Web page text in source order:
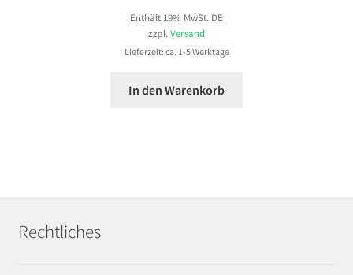
Enthält 19% MwSt. DE
zzgl. Versand
Lieferzeit: ca. 1-5 Werktage
In den Warenkorb
Rechtliches